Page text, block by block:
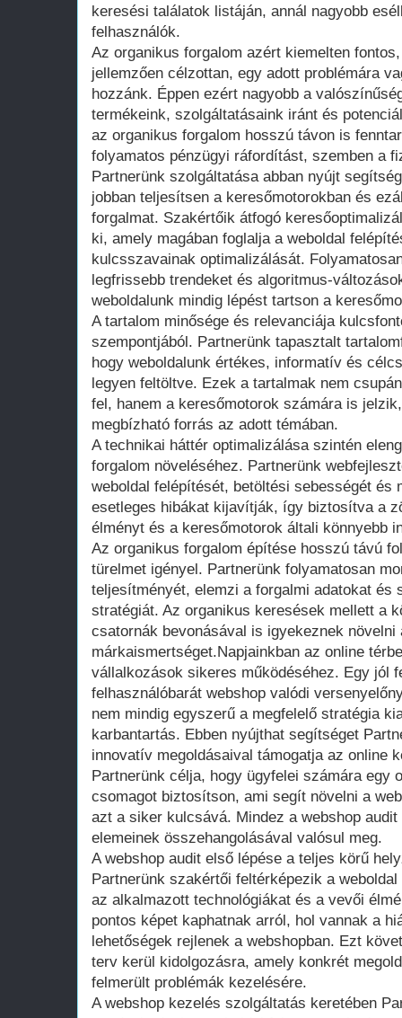
keresési találatok listáján, annál nagyobb
felhasználók.
Az organikus forgalom azért kiemelten
jellemzően célzottan, egy adott problémára
hozzánk. Éppen ezért nagyobb a
termékeink, szolgáltatásaink iránt és
az organikus forgalom hosszú távon is
folyamatos pénzügyi ráfordítást, szemben a
Partnerünk szolgáltatása abban nyújt
jobban teljesítsen a keresőmotorokban és
forgalmat. Szakértőik átfogó
ki, amely magában foglalja a weboldal
kulcsszavainak optimalizálását.
legfrissebb trendeket és algoritmus-
weboldalunk mindig lépést tartson a
A tartalom minősége és relevanciája
szempontjából. Partnerünk tapasztalt
hogy weboldalunk értékes, informatív és
legyen feltöltve. Ezek a tartalmak nem
fel, hanem a keresőmotorok számára is
megbízható forrás az adott témában.
A technikai háttér optimalizálása szintén
forgalom növeléséhez. Partnerünk
weboldal felépítését, betöltési sebességét és
esetleges hibákat kijavítják, így biztosítva a
élményt és a keresőmotorok általi könnyebb
Az organikus forgalom építése hosszú távú
türelmet igényel. Partnerünk folyamatosan
teljesítményét, elemzi a forgalmi adatokat és
stratégiát. Az organikus keresések mellett a
csatornák bevonásával is igyekeznek növelni
márkaismertséget.Napjainkban az online
vállalkozások sikeres működéséhez. Egy jól
felhasználóbarát webshop valódi
nem mindig egyszerű a megfelelő stratégia
karbantartás. Ebben nyújthat segítséget
innovatív megoldásaival támogatja az online
Partnerünk célja, hogy ügyfelei számára egy
csomagot biztosítson, ami segít növelni a
azt a siker kulcsává. Mindez a webshop
elemeinek összehangolásával valósul meg.
A webshop audit első lépése a teljes körű
Partnerünk szakértői feltérképezik a
az alkalmazott technológiákat és a vevői
pontos képet kaphatnak arról, hol vannak a
lehetőségek rejlenek a webshopban. Ezt
terv kerül kidolgozásra, amely konkrét
felmerült problémák kezelésére.
A webshop kezelés szolgáltatás keretében